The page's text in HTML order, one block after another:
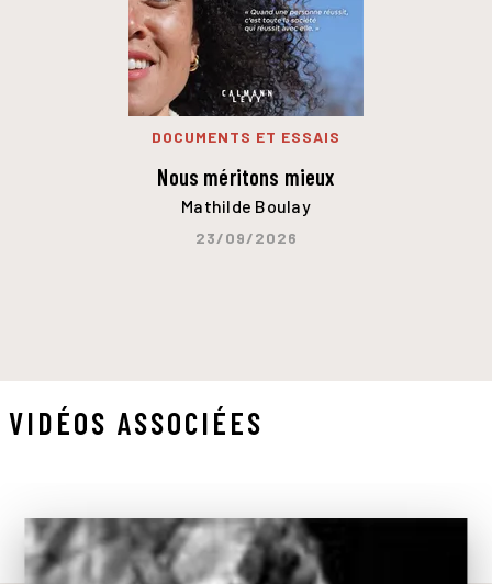
DOCUMENTS ET ESSAIS
Nous méritons mieux
Mathilde Boulay
23/09/2026
VIDÉOS ASSOCIÉES